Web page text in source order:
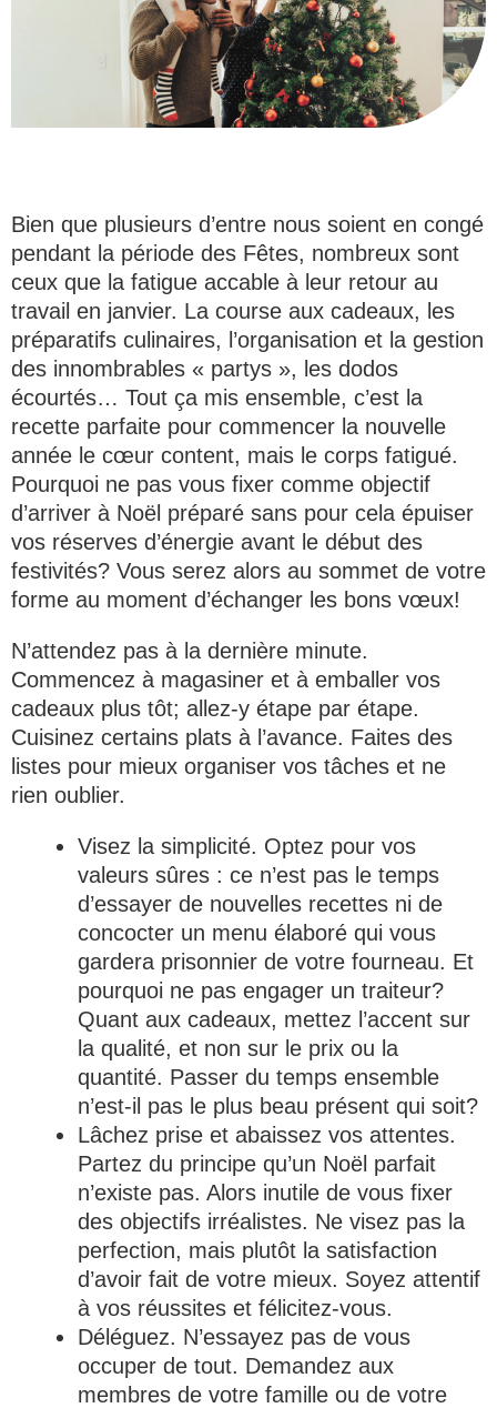
Bien que plusieurs d’entre nous soient en congé
pendant la période des Fêtes, nombreux sont
ceux que la fatigue accable à leur retour au
travail en janvier. La course aux cadeaux, les
préparatifs culinaires, l’organisation et la gestion
des innombrables « partys », les dodos
écourtés… Tout ça mis ensemble, c’est la
recette parfaite pour commencer la nouvelle
année le cœur content, mais le corps fatigué.
Pourquoi ne pas vous fixer comme objectif
d’arriver à Noël préparé sans pour cela épuiser
vos réserves d’énergie avant le début des
festivités? Vous serez alors au sommet de votre
forme au moment d’échanger les bons vœux!
N’attendez pas à la dernière minute.
Commencez à magasiner et à emballer vos
cadeaux plus tôt; allez-y étape par étape.
Cuisinez certains plats à l’avance. Faites des
listes pour mieux organiser vos tâches et ne
rien oublier.
Visez la simplicité. Optez pour vos
valeurs sûres : ce n’est pas le temps
d’essayer de nouvelles recettes ni de
concocter un menu élaboré qui vous
gardera prisonnier de votre fourneau. Et
pourquoi ne pas engager un traiteur?
Quant aux cadeaux, mettez l’accent sur
la qualité, et non sur le prix ou la
quantité. Passer du temps ensemble
n’est-il pas le plus beau présent qui soit?
Lâchez prise et abaissez vos attentes.
Partez du principe qu’un Noël parfait
n’existe pas. Alors inutile de vous fixer
des objectifs irréalistes. Ne visez pas la
perfection, mais plutôt la satisfaction
d’avoir fait de votre mieux. Soyez attentif
à vos réussites et félicitez-vous.
Déléguez. N’essayez pas de vous
occuper de tout. Demandez aux
membres de votre famille ou de votre